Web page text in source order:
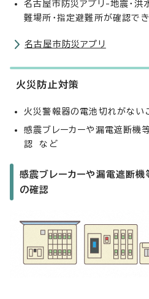
名古屋市防災アプリ-地震・洪
難場所・指定避難所が確認でき
名古屋市防災アプリ
火災防止対策
火災警報器の電池切れがない
感震ブレーカーや漏電遮断機
認 など
感震ブレーカーや漏電遮断
の確認